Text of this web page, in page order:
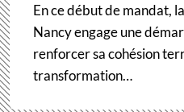
En ce début de mandat,
Nancy engage une
renforcer sa cohésion
transformation…